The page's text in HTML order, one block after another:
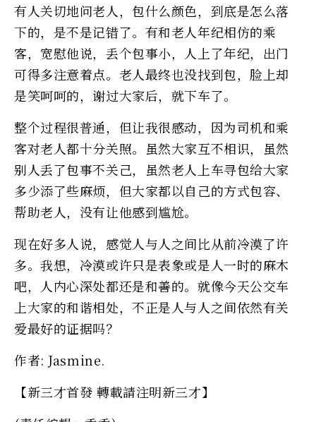
有人关切地问老人，包什么颜色，到底是怎么落
下的，是不是记错了。有和老人年纪相仿的乘
客，宽慰他说，丢个包事小，人上了年纪，出门
可得多注意着点。老人最终也没找到包，脸上却
是笑呵呵的，谢过大家后，就下车了。
整个过程很普通，但让我很感动，因为司机和乘
客对老人都十分关照。虽然大家互不相识，虽然
别人丢了包事不关己，虽然老人上车寻包给大家
多少添了些麻烦，但大家都以自己的方式包容、
帮助老人，没有让他感到尴尬。
现在好多人说，感觉人与人之间比从前冷漠了许
多。我想，冷漠或许只是表象或是人一时的麻木
吧，人内心深处都还是和善的。就像今天公交车
上大家的和谐相处，不正是人与人之间依然有关
爱最好的证据吗？
作者: Jasmine.
【新三才首發 轉載請注明新三才】